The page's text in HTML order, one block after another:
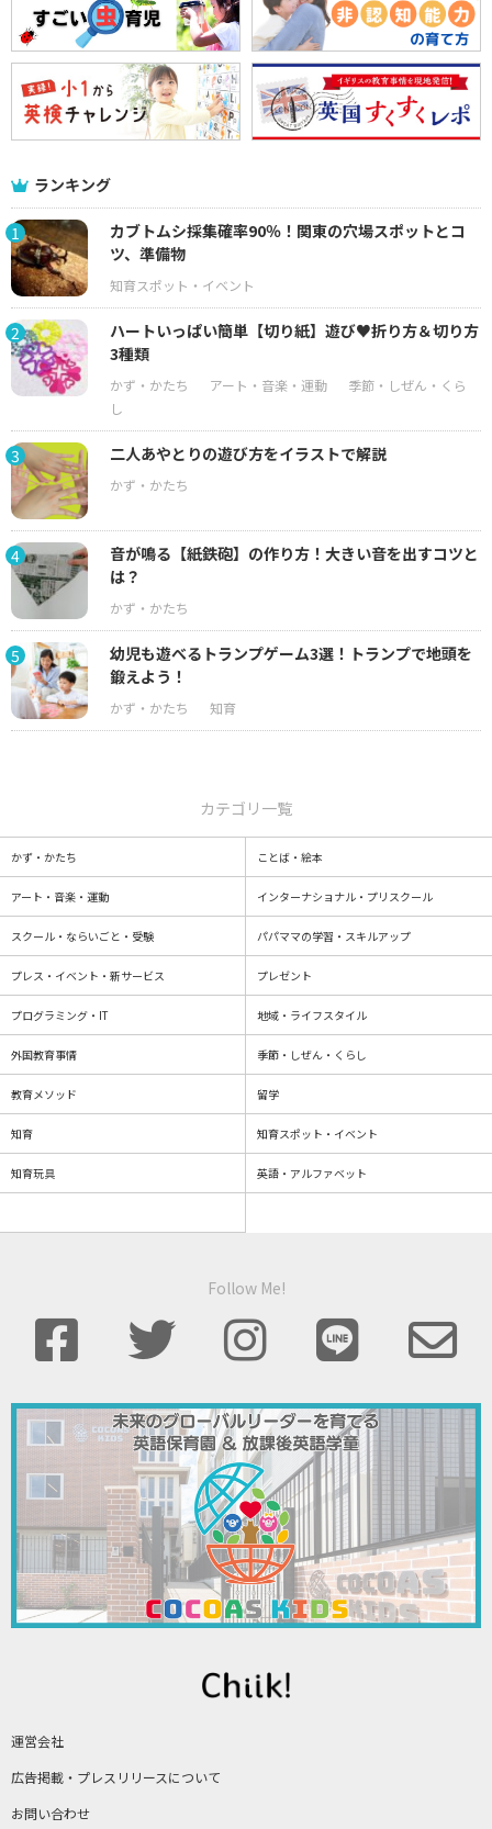
ランキング
1
カブトムシ採集確率90％！関東の穴場スポットとコ
ツ、準備物
2
ハートいっぱい簡単【切り紙】遊び♥折り方＆切り方
3種類
3 二人あやとりの遊び方をイラストで解説
4
音が鳴る【紙鉄砲】の作り方！大きい音を出すコツと
は？
5
幼児も遊べるトランプゲーム3選！トランプで地頭を
鍛えよう！
運営会社
広告掲載・プレスリリースについて
お問い合わせ
カテゴリ一覧
かず・かたち ことば・絵本
アート・音楽・運動 インターナショナル・プリスクール
スクール・ならいごと・受験 パパママの学習・スキルアップ
プレス・イベント・新サービス プレゼント
プログラミング・IT 地域・ライフスタイル
外国教育事情 季節・しぜん・くらし
教育メソッド 留学
知育 知育スポット・イベント
知育玩具 英語・アルファベット
Follow Me!